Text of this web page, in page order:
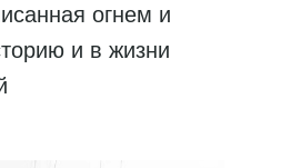
огнем и
и в жизни